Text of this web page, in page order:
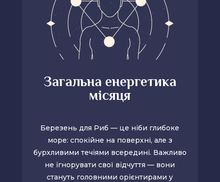
Загальна енергетика
місяця
Березень для Риб — це ніби глибоке
море: спокійне на поверхні, але з
бурхливими течіями всередині. Важливо
не ігнорувати свої відчуття — вони
стануть головними орієнтирами у